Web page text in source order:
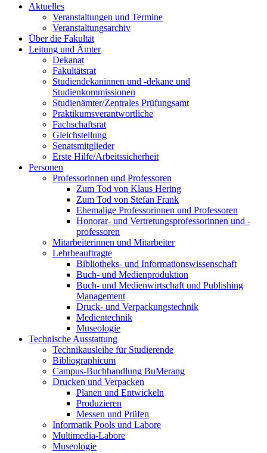
Aktuelles
Veranstaltungen und Termine
Veranstaltungsarchiv
Über die Fakultät
Leitung und Ämter
Dekanat
Fakultätsrat
Studiendekaninnen und -dekane und
Studienkommissionen
Studienämter/Zentrales Prüfungsamt
Praktikumsverantwortliche
Fachschaftsrat
Gleichstellung
Senatsmitglieder
Erste Hilfe/Arbeitssicherheit
Personen
Professorinnen und Professoren
Zum Tod von Klaus Hering
Zum Tod von Stefan Frank
Ehemalige Professorinnen und Professoren
Honorar- und Vertretungsprofessorinnen und -
professoren
Mitarbeiterinnen und Mitarbeiter
Lehrbeauftragte
Bibliotheks- und Informationswissenschaft
Buch- und Medienproduktion
Buch- und Medienwirtschaft und Publishing
Management
Druck- und Verpackungstechnik
Medientechnik
Museologie
Technische Ausstattung
Technikausleihe für Studierende
Bibliographicum
Campus-Buchhandlung BuMerang
Drucken und Verpacken
Planen und Entwickeln
Produzieren
Messen und Prüfen
Informatik Pools und Labore
Multimedia-Labore
Museologie